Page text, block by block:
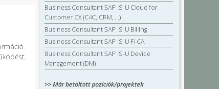
Business Consultant SAP IS-U Cloud for
Customer CX (C4C, CRM, …)
Business Consultant SAP IS-U Billing
Business Consultant SAP IS-U FI-CA
Business Consultant SAP IS-U Device
Management (DM)
>> Már betöltött pozíciók/projektek